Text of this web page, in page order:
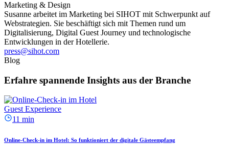
Marketing & Design
Susanne arbeitet im Marketing bei SIHOT mit Schwerpunkt auf
Webstrategien. Sie beschäftigt sich mit Themen rund um
Digitalisierung, Digital Guest Journey und technologische
Entwicklungen in der Hotellerie.
press@sihot.com
Blog
Erfahre spannende Insights aus der Branche
Guest Experience
11 min
Online-Check-in im Hotel: So funktioniert der digitale Gästeempfang